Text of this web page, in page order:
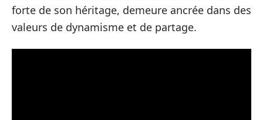
forte de son héritage, demeure ancrée dans des
valeurs de dynamisme et de partage.